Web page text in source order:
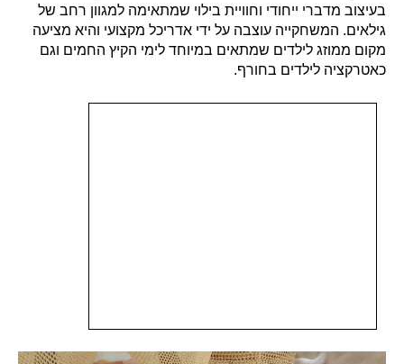
בעיצוב מדברי ייחודי וחוויית בילוי שמתאימה למגוון רחב של
גילאים. המשחקייה עוצבה על ידי אדריכל מקצועי והיא מציעה
מקום ממוזג לילדים שמתאים במיוחד לימי הקיץ החמים וגם
כאטרקציה לילדים בחורף.